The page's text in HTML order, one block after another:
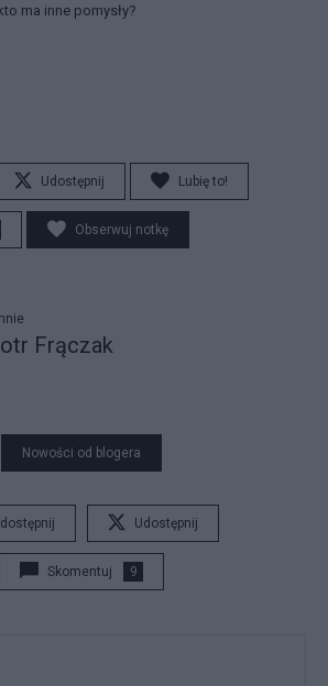
ma inne pomysły?
Udostępnij Lubię to!
Obserwuj notkę
Frączak
Nowości od blogera
Udostępnij
Skomentuj 9